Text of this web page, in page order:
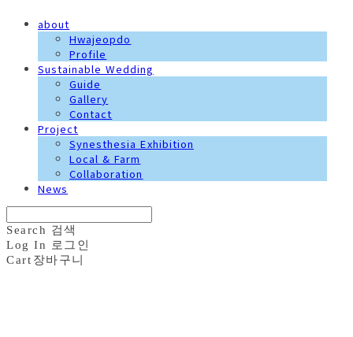
about
Hwajeopdo
Profile
Sustainable Wedding
Guide
Gallery
Contact
Project
Synesthesia Exhibition
Local & Farm
Collaboration
News
Search 검색
Log In 로그인
Cart 장바구니